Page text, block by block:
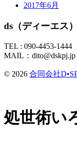
2017年6月
ds（ディーエス
TEL : 090-4453-1444
MAIL： dito@dskpj.jp
© 2026 合同会社
処世術い